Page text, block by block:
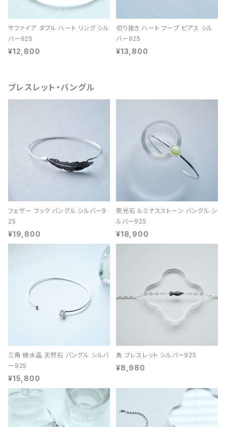
サファイア ダブル ハート リング シル
バー925
¥12,800
切り抜き ハート フープ ピアス シル
バー925
¥13,800
ブレスレット・バングル
フェザー フック バングル シルバー9
25
¥19,800
夜光石 ルミナスストーン バングル シ
ルバー925
¥18,900
三角 緑水晶 天然石 バングル シルバ
ー925
¥15,800
魚 ブレスレット シルバー925
¥8,980